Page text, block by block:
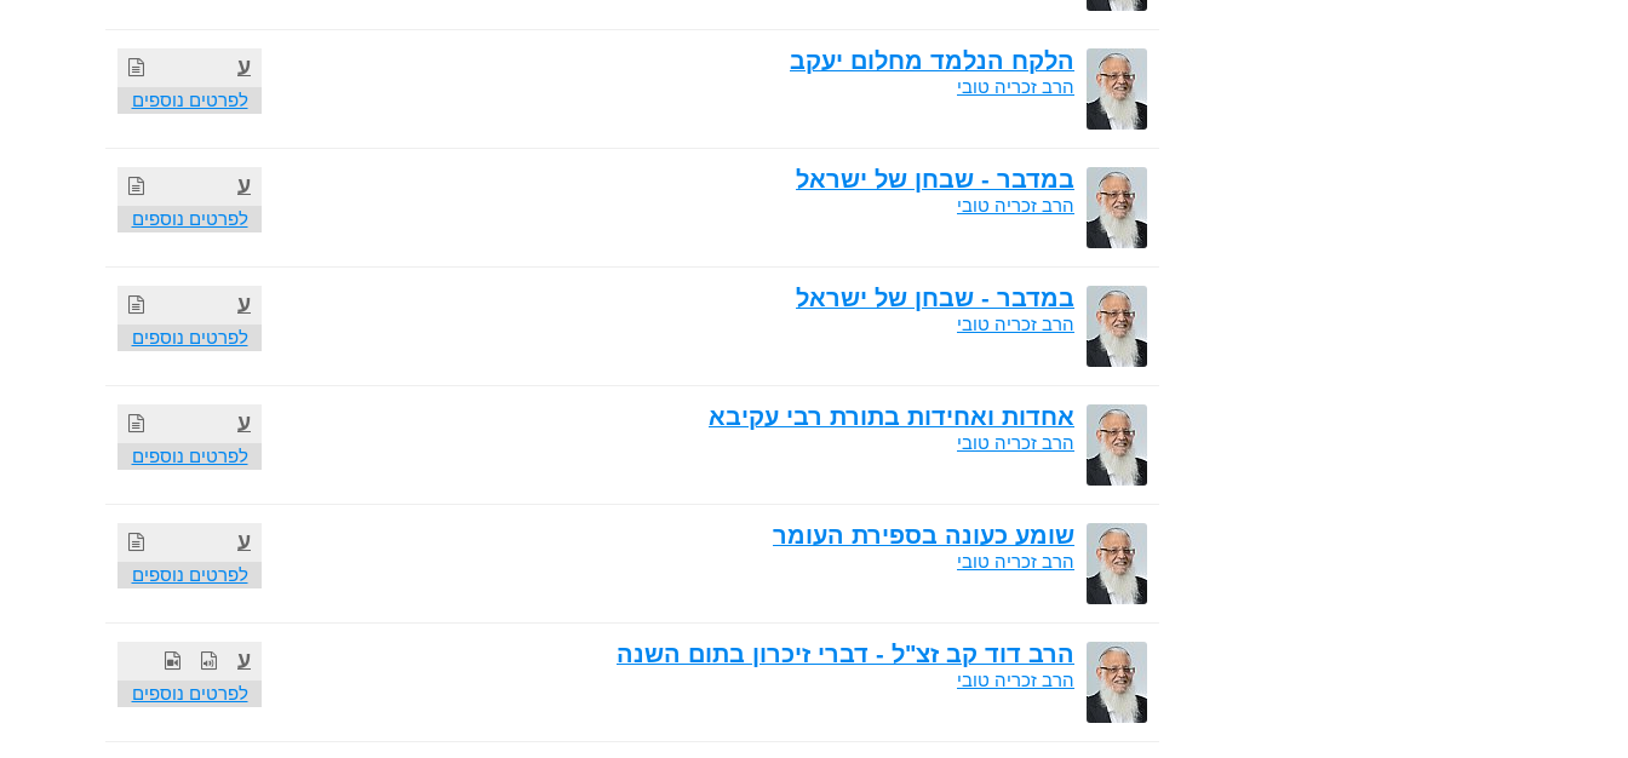
ע
לפרטים נוספים
הלקח הנלמד מחלום יעקב
הרב זכריה טובי
ע
לפרטים נוספים
במדבר - שבחן של ישראל
הרב זכריה טובי
ע
לפרטים נוספים
במדבר - שבחן של ישראל
הרב זכריה טובי
ע
לפרטים נוספים
אחדות ואחידות בתורת רבי עקיבא
הרב זכריה טובי
ע
לפרטים נוספים
שומע כעונה בספירת העומר
הרב זכריה טובי
ע
לפרטים נוספים
הרב דוד קב זצ"ל - דברי זיכרון בתום השנה
הרב זכריה טובי